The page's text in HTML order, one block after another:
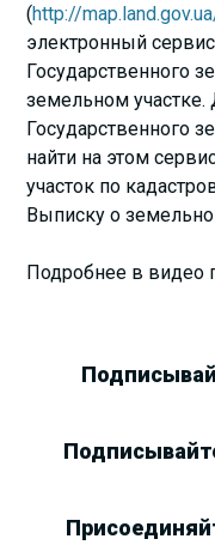
(http://
электронный
Государственного
земельном участке.
Государственного
найти на этом
участок по
Выписку о
Подробнее в видео